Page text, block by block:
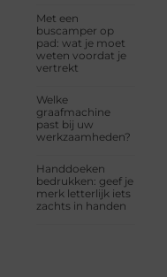
Met een
buscamper op
pad: wat je moet
weten voordat je
vertrekt
Welke
graafmachine
past bij uw
werkzaamheden?
Handdoeken
bedrukken: geef je
merk letterlijk iets
zachts in handen